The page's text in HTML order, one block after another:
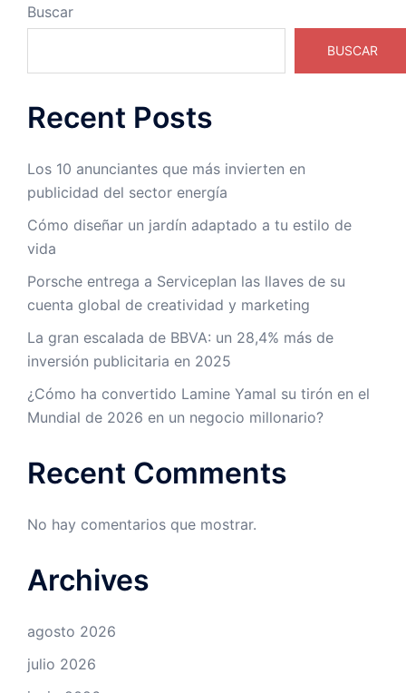
Buscar
BUSCAR
Recent Posts
Los 10 anunciantes que más invierten en
publicidad del sector energía
Cómo diseñar un jardín adaptado a tu estilo de
vida
Porsche entrega a Serviceplan las llaves de su
cuenta global de creatividad y marketing
La gran escalada de BBVA: un 28,4% más de
inversión publicitaria en 2025
¿Cómo ha convertido Lamine Yamal su tirón en el
Mundial de 2026 en un negocio millonario?
Recent Comments
No hay comentarios que mostrar.
Archives
agosto 2026
julio 2026